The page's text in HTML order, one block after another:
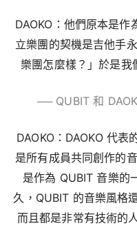
DAOKO：他們原本是
立樂團的契機是吉他手
樂團怎麼樣？」於是我
── QUBIT 和
DAOKO：DAOKO 代表
是所有成員共同創作的
是作為 QUBIT 音樂的
久，QUBIT 的音樂風格
而且都是非常有技術的